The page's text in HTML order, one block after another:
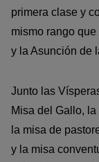
primera clase y
mismo rango
y la Asunción de
Junto las
Misa del Gallo,
la misa de
y la misa